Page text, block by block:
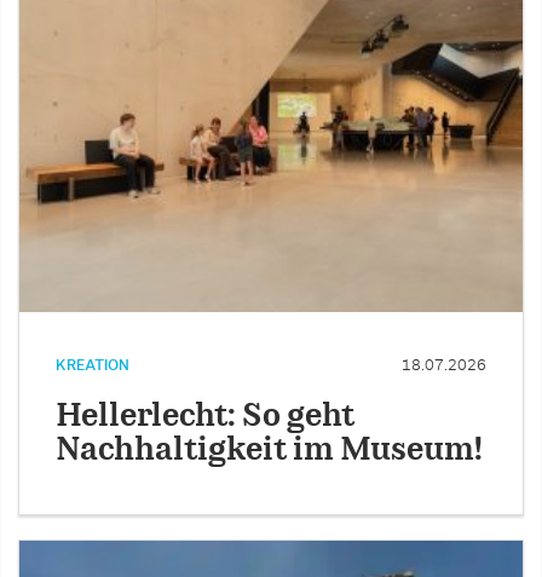
KREATION 18.07.2026
Hellerlecht: So geht
Nachhaltigkeit im Museum!